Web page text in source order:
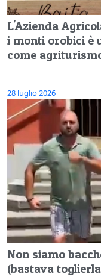
L'Azienda
i monti orobici è
come
28 luglio 2026
Non siamo
(bastava